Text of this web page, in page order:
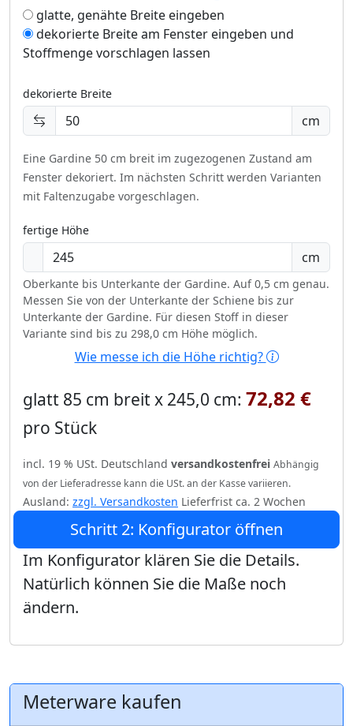
glatte, genähte Breite eingeben
dekorierte Breite am Fenster eingeben und
Stoffmenge vorschlagen lassen
dekorierte Breite
cm
Eine Gardine 50 cm breit im zugezogenen Zustand am
Fenster dekoriert. Im nächsten Schritt werden Varianten
mit Faltenzugabe vorgeschlagen.
fertige Höhe
cm
Oberkante bis Unterkante der Gardine. Auf 0,5 cm genau.
Messen Sie von der Unterkante der Schiene bis zur
Unterkante der Gardine. Für diesen Stoff in dieser
Variante sind bis zu 298,0 cm Höhe möglich.
Wie messe ich die Höhe richtig?
glatt 85 cm breit x 245,0 cm: 72,82 €
pro Stück
incl. 19 % USt. Deutschland versandkostenfrei Abhängig
von der Lieferadresse kann die USt. an der Kasse variieren.
Ausland: zzgl. Versandkosten Lieferfrist ca. 2 Wochen
Schritt 2: Konfigurator öffnen
Im Konfigurator klären Sie die Details.
Natürlich können Sie die Maße noch
ändern.
Meterware kaufen